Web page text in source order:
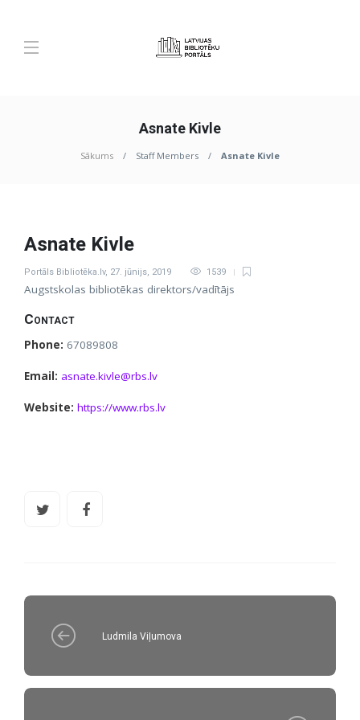
Asnate Kivle
Sākums Staff Members Asnate Kivle
Asnate Kivle
Portāls Bibliotēka.lv, 27. jūnijs, 2019 1539
Augstskolas bibliotēkas direktors/vadītājs
Contact
Phone: 67089808
Email: asnate.kivle@rbs.lv
Website: https://www.rbs.lv
Ludmila Viļumova